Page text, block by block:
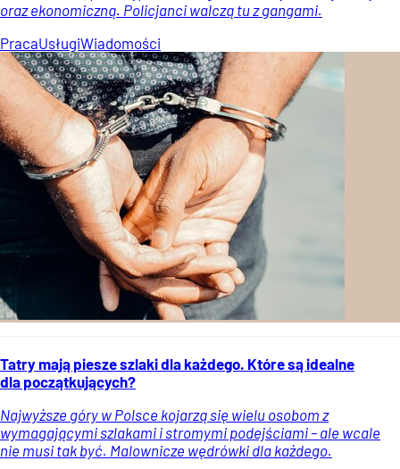
oraz ekonomiczną. Policjanci walczą tu z gangami.
PracaUsługiWiadomości
Tatry mają piesze szlaki dla każdego. Które są idealne
dla początkujących?
Najwyższe góry w Polsce kojarzą się wielu osobom z
wymagającymi szlakami i stromymi podejściami – ale wcale
nie musi tak być. Malownicze wędrówki dla każdego.